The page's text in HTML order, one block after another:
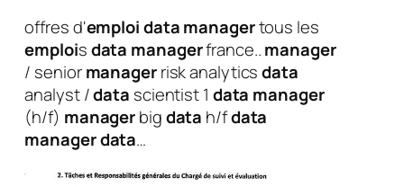
offres d'emploidatamanagertous les
emploisdata managerfrance..manager
/ seniormanagerrisk analyticsdata
analyst /data scientist 1 data manager
(h/f) managerbigdata h/fdata
managerdata…